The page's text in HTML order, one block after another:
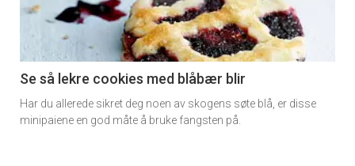
-
section
11
Dagens
Se så lekre cookies med blåbær blir
Har du allerede sikret deg noen av skogens søte blå, er disse
minipaiene en god måte å bruke fangsten på.